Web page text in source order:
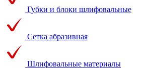
Губки и блоки шлифовальные
Сетка абразивная
Шлифовальные материалы